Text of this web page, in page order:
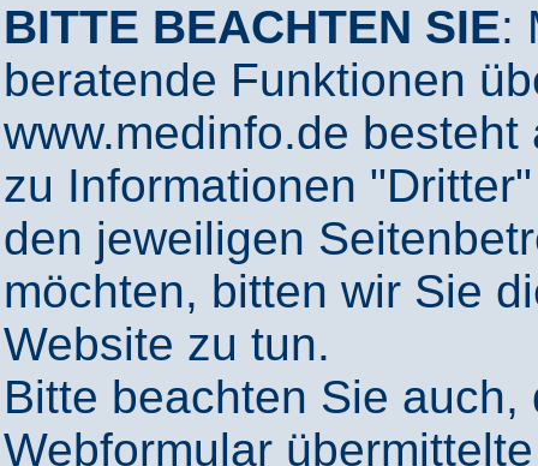
BITTE BEACHTEN SIE:
beratende Funktionen
www.medinfo.de
zu Informationen
den jeweiligen
möchten, bitten wir Sie
Website zu tun.
Bitte beachten Sie
Webformular